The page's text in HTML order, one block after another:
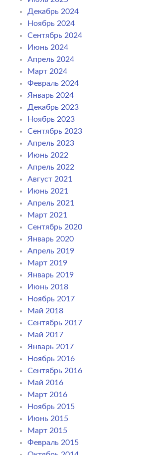
Декабрь 2024
Ноябрь 2024
Сентябрь 2024
Июнь 2024
Апрель 2024
Март 2024
Февраль 2024
Январь 2024
Декабрь 2023
Ноябрь 2023
Сентябрь 2023
Апрель 2023
Июнь 2022
Апрель 2022
Август 2021
Июнь 2021
Апрель 2021
Март 2021
Сентябрь 2020
Январь 2020
Апрель 2019
Март 2019
Январь 2019
Июнь 2018
Ноябрь 2017
Май 2018
Сентябрь 2017
Май 2017
Январь 2017
Ноябрь 2016
Сентябрь 2016
Май 2016
Март 2016
Ноябрь 2015
Июнь 2015
Март 2015
Февраль 2015